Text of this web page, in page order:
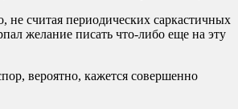
не считая периодических саркастичных
желание писать что-либо еще на эту
вероятно, кажется совершенно